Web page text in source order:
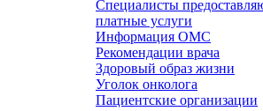
Специалисты
платные услуги
Информация ОМС
Рекомендации врача
Здоровый образ жизни
Уголок онколога
Пациентские организации